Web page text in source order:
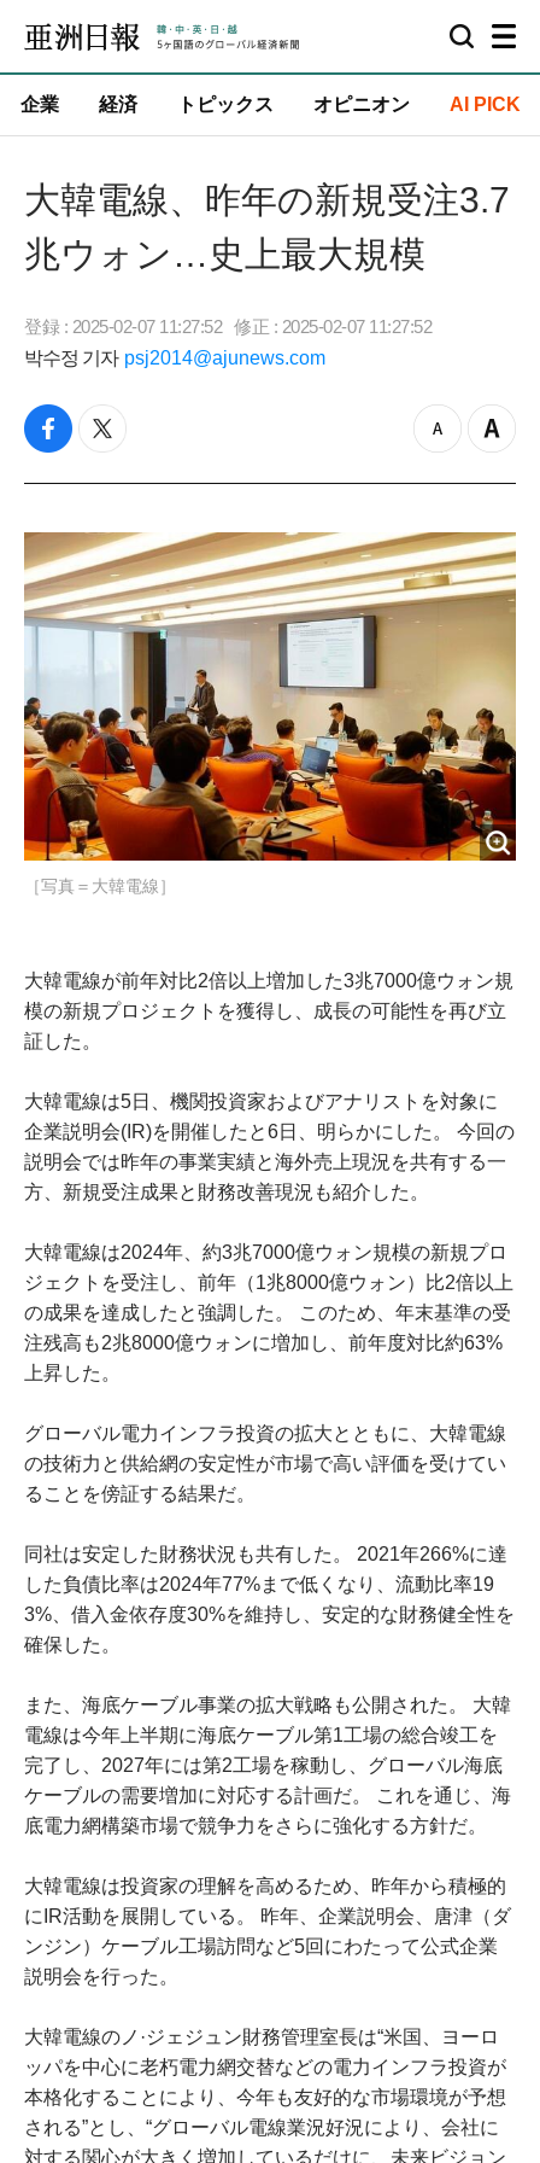
企業 経済 トピックス オピニオン AI PICK
大韓電線、昨年の新規受注3.7
兆ウォン…史上最大規模
登録 : 2025-02-07 11:27:52 修正 : 2025-02-07 11:27:52
박수정 기자 psj2014@ajunews.com
f
a
k
t
w
r
z
o
t
Z
o
［写真＝大韓電線］
大韓電線が前年対比2倍以上増加した3兆7000億ウォン規
模の新規プロジェクトを獲得し、成長の可能性を再び立
証した。
大韓電線は5日、機関投資家およびアナリストを対象に
企業説明会(IR)を開催したと6日、明らかにした。 今回の
説明会では昨年の事業実績と海外売上現況を共有する一
方、新規受注成果と財務改善現況も紹介した。
大韓電線は2024年、約3兆7000億ウォン規模の新規プロ
ジェクトを受注し、前年（1兆8000億ウォン）比2倍以上
の成果を達成したと強調した。 このため、年末基準の受
注残高も2兆8000億ウォンに増加し、前年度対比約63%
上昇した。
グローバル電力インフラ投資の拡大とともに、大韓電線
の技術力と供給網の安定性が市場で高い評価を受けてい
ることを傍証する結果だ。
同社は安定した財務状況も共有した。 2021年266%に達
した負債比率は2024年77%まで低くなり、流動比率19
3%、借入金依存度30%を維持し、安定的な財務健全性を
確保した。
また、海底ケーブル事業の拡大戦略も公開された。 大韓
電線は今年上半期に海底ケーブル第1工場の総合竣工を
完了し、2027年には第2工場を稼動し、グローバル海底
ケーブルの需要増加に対応する計画だ。 これを通じ、海
底電力網構築市場で競争力をさらに強化する方針だ。
大韓電線は投資家の理解を高めるため、昨年から積極的
にIR活動を展開している。 昨年、企業説明会、唐津（ダ
ンジン）ケーブル工場訪問など5回にわたって公式企業
説明会を行った。
大韓電線のノ·ジェジュン財務管理室長は“米国、ヨーロ
ッパを中心に老朽電力網交替などの電力インフラ投資が
本格化することにより、今年も友好的な市場環境が予想
される”とし、“グローバル電線業況好況により、会社に
対する関心が大きく増加しているだけに、未来ビジョン